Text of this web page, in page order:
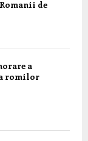
de
a
romilor